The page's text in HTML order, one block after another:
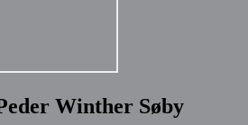
Winther Søby